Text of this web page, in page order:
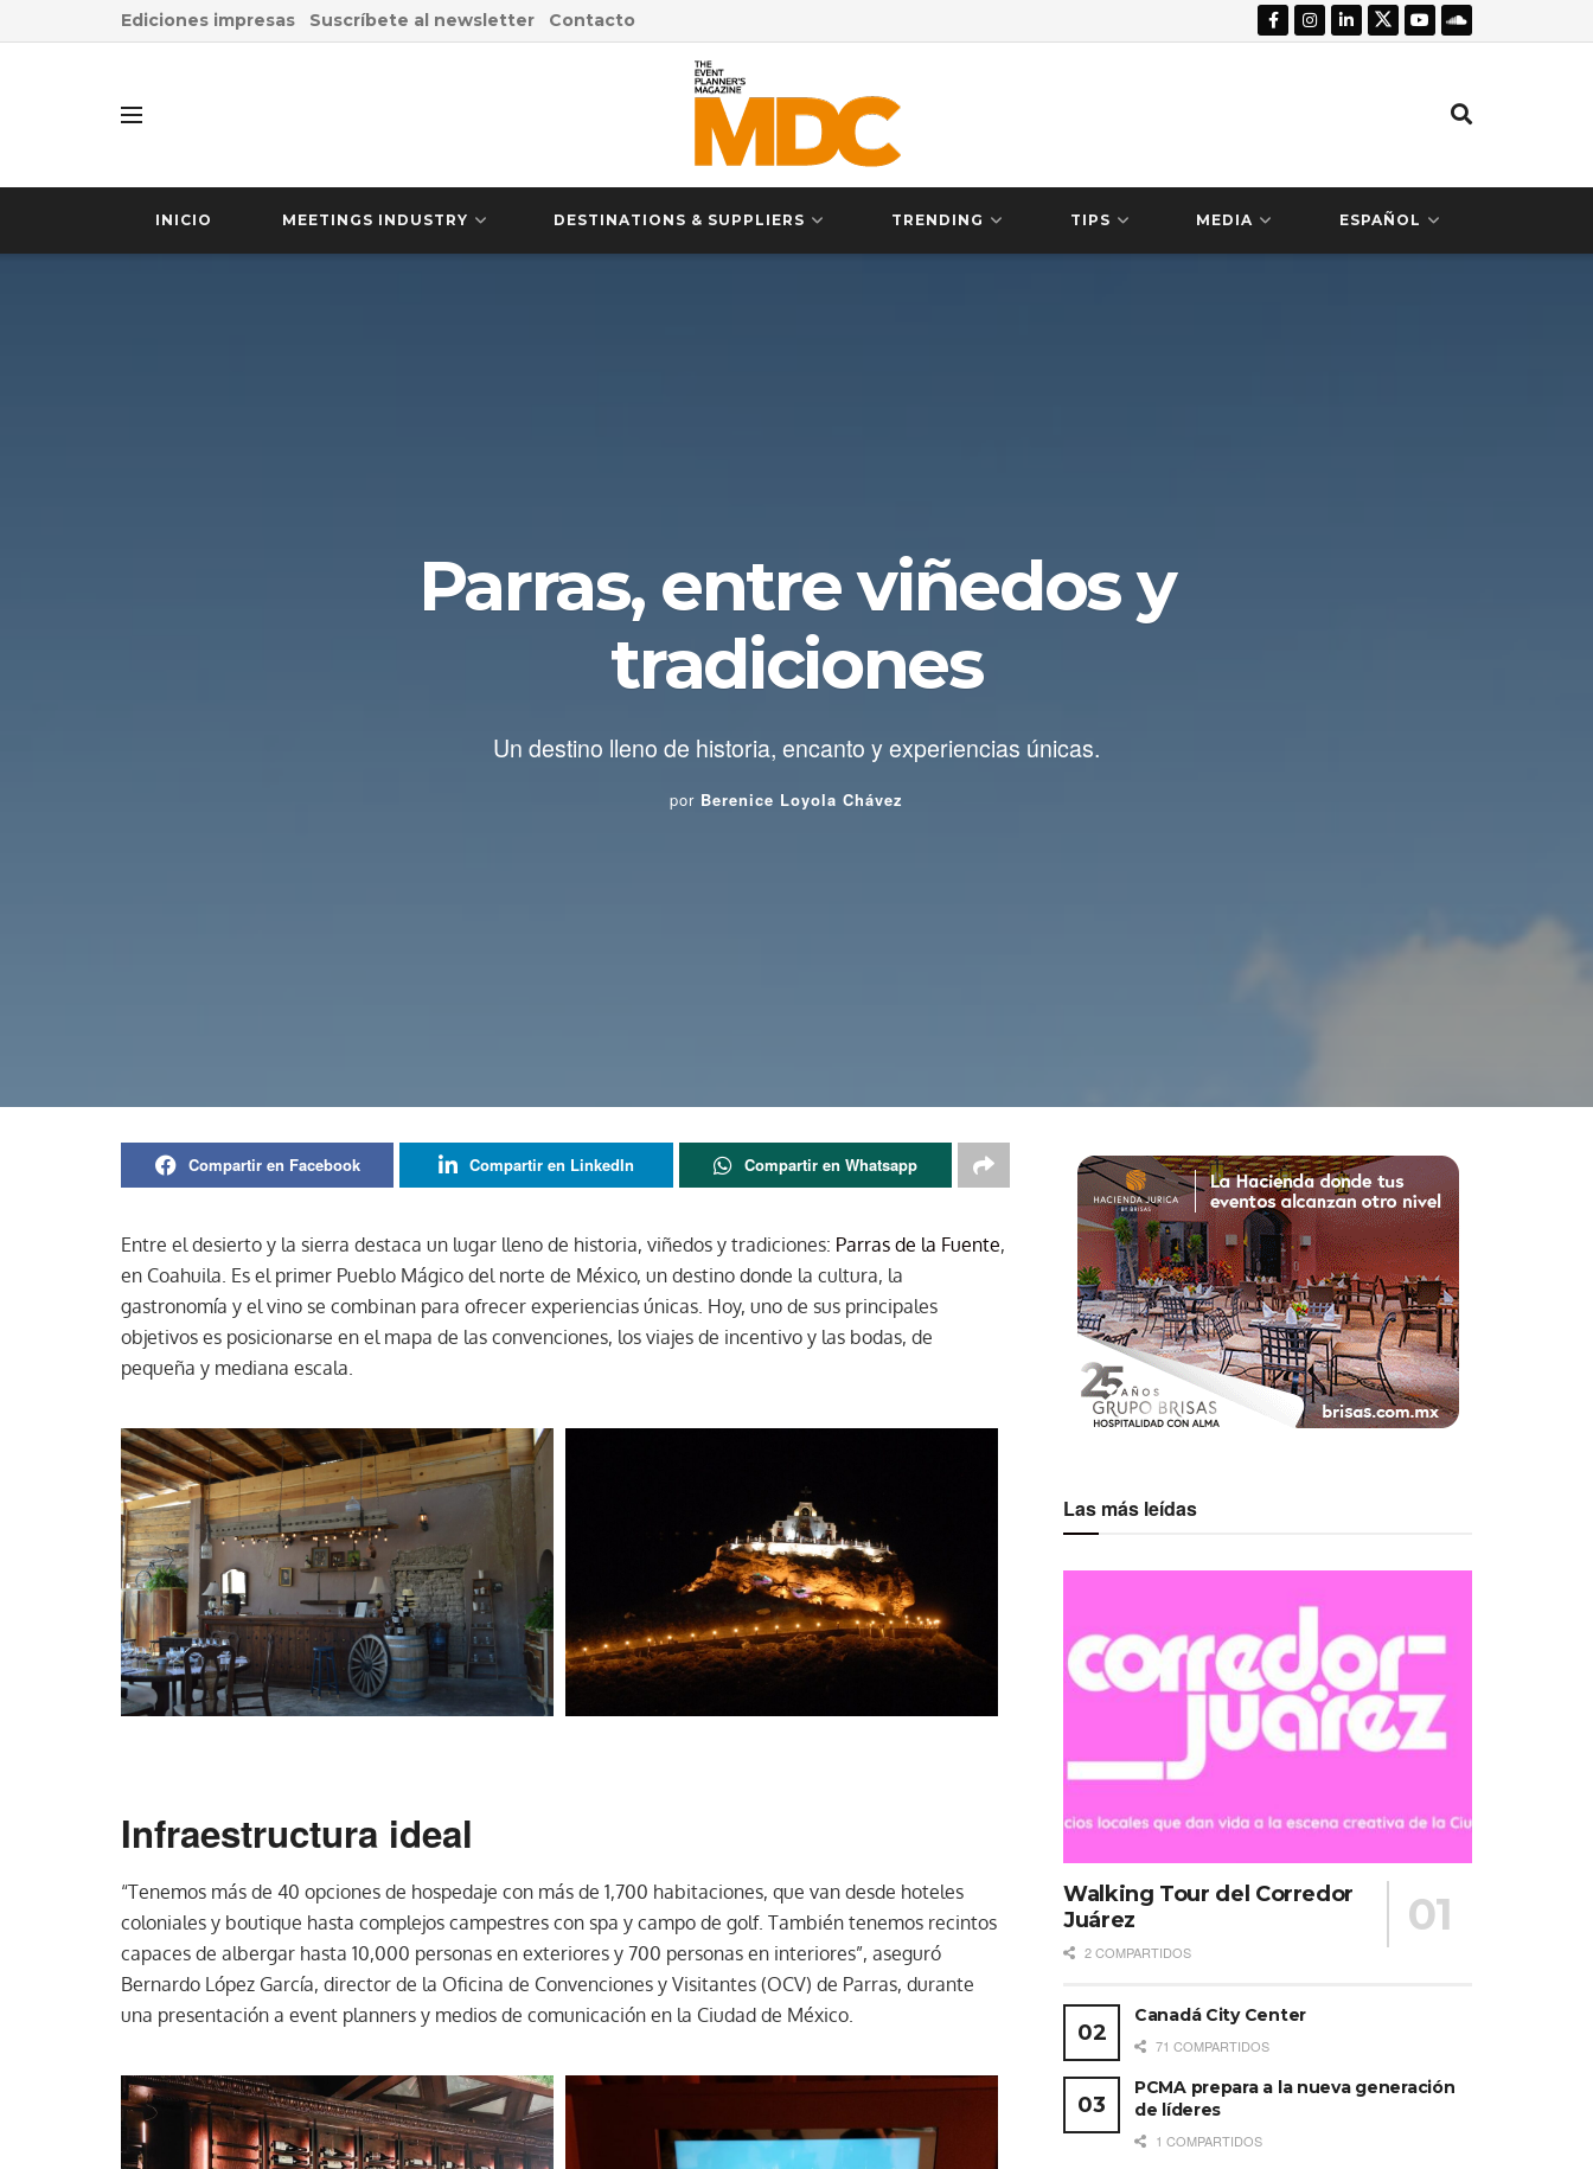
Ediciones impresas Suscríbete al newsletter Contacto
INICIO MEETINGS INDUSTRY DESTINATIONS & SUPPLIERS TRENDING TIPS MEDIA ESPAÑOL
Parras, entre viñedos y
tradiciones
Un destino lleno de historia, encanto y experiencias únicas.
por Berenice Loyola Chávez
Compartir en Facebook Compartir en LinkedIn Compartir en Whatsapp
Entre el desierto y la sierra destaca un lugar lleno de historia, viñedos y tradiciones: Parras de la Fuente,
en Coahuila. Es el primer Pueblo Mágico del norte de México, un destino donde la cultura, la
gastronomía y el vino se combinan para ofrecer experiencias únicas. Hoy, uno de sus principales
objetivos es posicionarse en el mapa de las convenciones, los viajes de incentivo y las bodas, de
pequeña y mediana escala.
Infraestructura ideal
“Tenemos más de 40 opciones de hospedaje con más de 1,700 habitaciones, que van desde hoteles
coloniales y boutique hasta complejos campestres con spa y campo de golf. También tenemos recintos
capaces de albergar hasta 10,000 personas en exteriores y 700 personas en interiores”, aseguró
Bernardo López García, director de la Oficina de Convenciones y Visitantes (OCV) de Parras, durante
una presentación a event planners y medios de comunicación en la Ciudad de México.
Las más leídas
Walking Tour del Corredor
Juárez
2 COMPARTIDOS
Canadá City Center
71 COMPARTIDOS
PCMA prepara a la nueva generación
de líderes
1 COMPARTIDOS